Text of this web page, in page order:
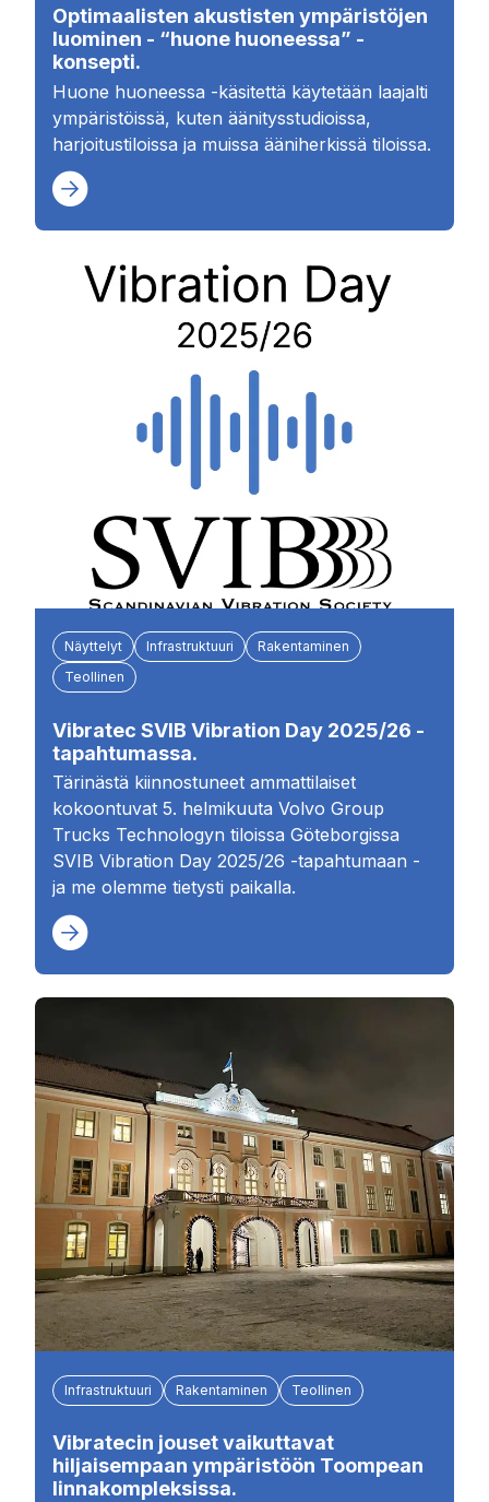
Optimaalisten akustisten ympäristöjen
luominen - “huone huoneessa” -
konsepti.
Huone huoneessa -käsitettä käytetään laajalti
ympäristöissä, kuten äänitysstudioissa,
harjoitustiloissa ja muissa ääniherkissä tiloissa.
Näyttelyt Infrastruktuuri
Rakentaminen
Teollinen
Vibratec SVIB Vibration Day 2025/26 -
tapahtumassa.
Tärinästä kiinnostuneet ammattilaiset
kokoontuvat 5. helmikuuta Volvo Group
Trucks Technologyn tiloissa Göteborgissa
SVIB Vibration Day 2025/26 -tapahtumaan -
ja me olemme tietysti paikalla.
Infrastruktuuri Rakentaminen Teollinen
Vibratecin jouset vaikuttavat
hiljaisempaan ympäristöön Toompean
linnakompleksissa.